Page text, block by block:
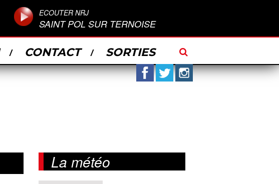
ECOUTER NRJ
SAINT POL SUR TERNOISE
CONTACT SORTIES
Facebook
TwitterInstagram
La météo